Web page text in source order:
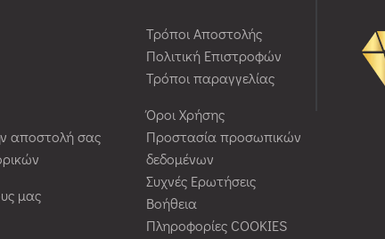
αποστολή σας
μας
Τρόποι Αποστολής
Πολιτική Επιστροφών
Τρόποι παραγγελίας
Όροι Χρήσης
Προστασία προσωπικών
δεδομένων
Συχνές Ερωτήσεις
Βοήθεια
Πληροφορίες COOKIES